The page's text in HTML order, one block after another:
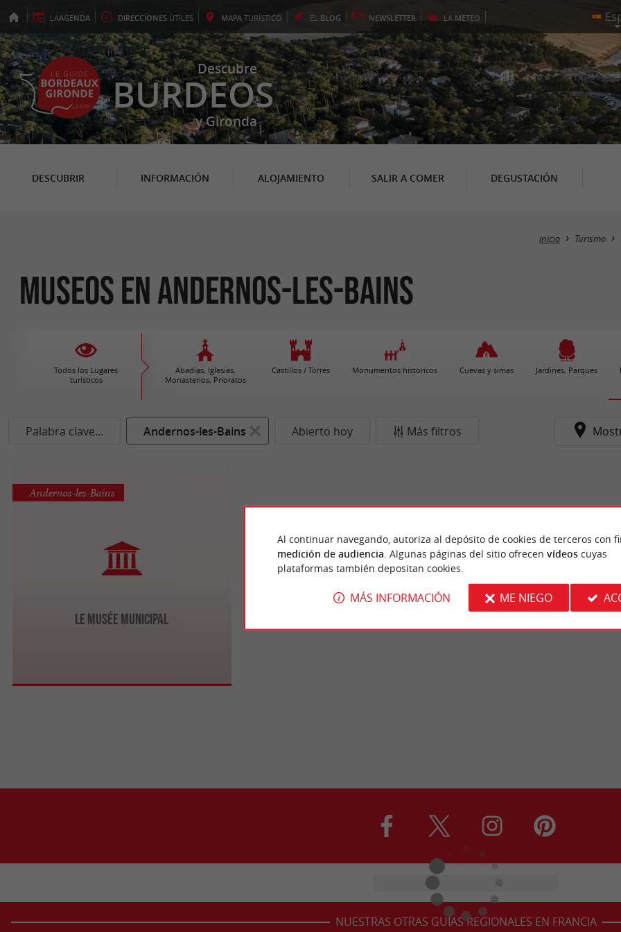
LAAGENDA DIRECCIONES ÚTILES MAPA TURÍSTICO EL BLOG NEWSLETTER LA METEO
Descubre
BURDEOS
y Gironda
DESCUBRIR INFORMACIÓN ALOJAMIENTO SALIR A COMER DEGUSTACIÓN
inicio Turismo
Museos en Andernos-les-Bains
Todos los Lugares
turísticos
Abadias, Iglesias,
Monasterios, Prioratos
Castillos / Torres Monumentos historicos Cuevas y simas Jardines, Parques
Palabra clave... Andernos-les-Bains Abierto hoy Más filtros
Le Musée Municipal
Andernos-les-Bains
NUESTRAS OTRAS GUÍAS REGIONALES EN FRANCIA
Al continuar navegando, autoriza al depósito de cookies de terceros con
medición de audiencia . Algunas páginas del sitio ofrecen vídeoscuyas
plataformas también depositan cookies.
MÁS INFORMACIÓN ME NIEGO